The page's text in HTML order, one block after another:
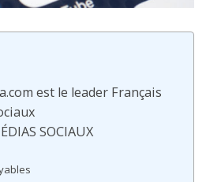
est le leader Français
SOCIAUX